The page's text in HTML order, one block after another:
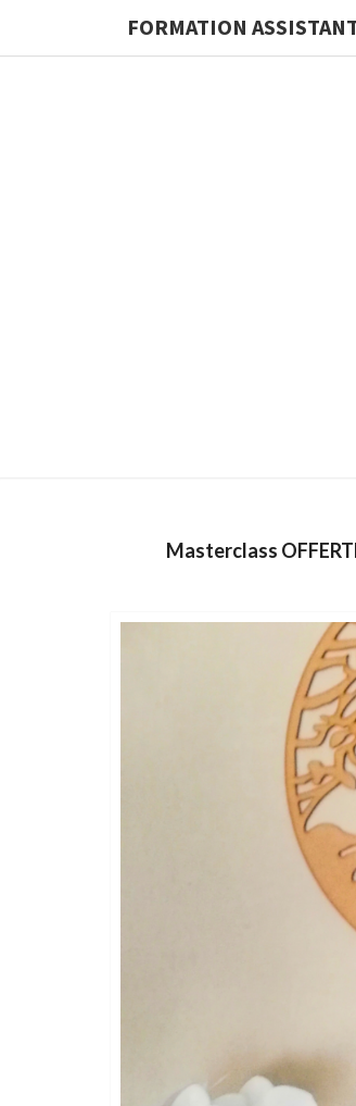
FORMATION
Masterclass